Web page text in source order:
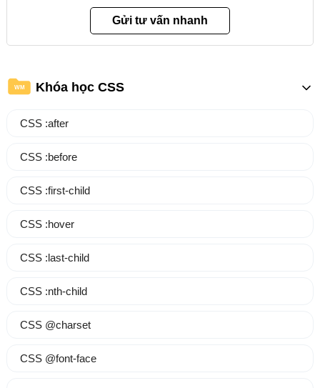
WM Khóa học CSS
CSS :after
CSS :before
CSS :first-child
CSS :hover
CSS :last-child
CSS :nth-child
CSS @charset
CSS @font-face